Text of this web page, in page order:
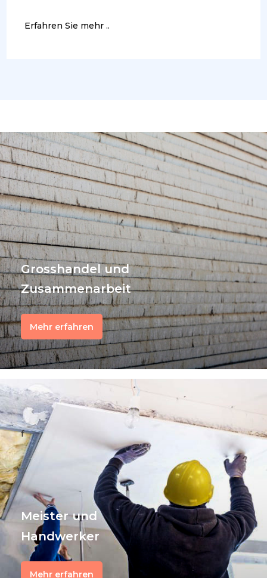
Erfahren Sie mehr ..
Grosshandel und
Zusammenarbeit
Mehr erfahren
f
Meister und
Handwerker
Mehr erfahren